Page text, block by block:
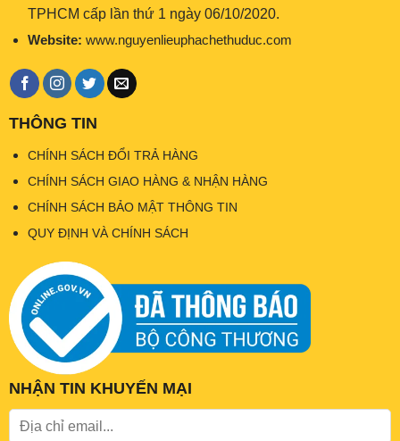
TPHCM cấp lần thứ 1 ngày 06/10/2020.
Website: www.nguyenlieuphachethuduc.com
THÔNG TIN
CHÍNH SÁCH ĐỔI TRẢ HÀNG
CHÍNH SÁCH GIAO HÀNG & NHẬN HÀNG
CHÍNH SÁCH BẢO MẬT THÔNG TIN
QUY ĐỊNH VÀ CHÍNH SÁCH
NHẬN TIN KHUYẾN MẠI